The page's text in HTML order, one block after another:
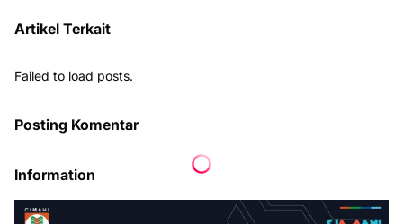
Artikel Terkait
Failed to load posts.
Posting Komentar
Information